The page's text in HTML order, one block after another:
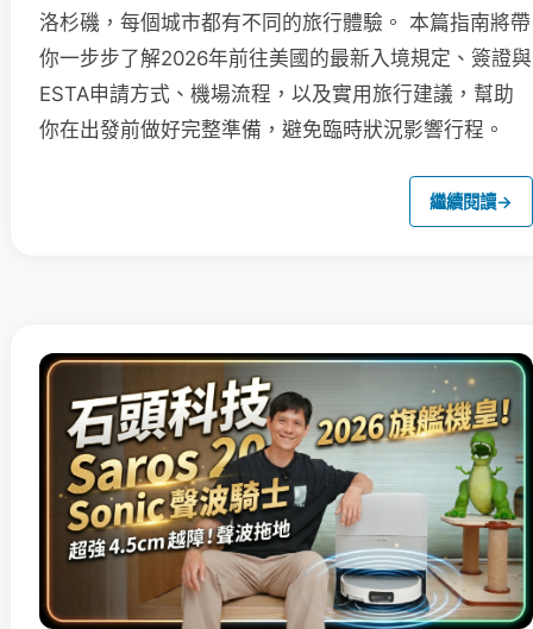
洛杉磯，每個城市都有不同的旅行體驗。 本篇指南將帶
你一步步了解2026年前往美國的最新入境規定、簽證與
ESTA申請方式、機場流程，以及實用旅行建議，幫助
你在出發前做好完整準備，避免臨時狀況影響行程。
繼續閱讀→